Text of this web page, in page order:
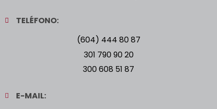
TELÉFONO:
(604) 444 80 87
301 790 90 20
300 608 51 87
E-MAIL: